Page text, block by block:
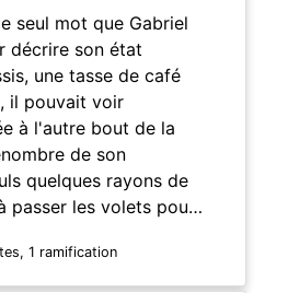
seul mot que Gabriel
décrire son état
une tasse de café
il pouvait voir
à l'autre bout de la
de son
quelques rayons de
passer les volets pou…
1 ramification